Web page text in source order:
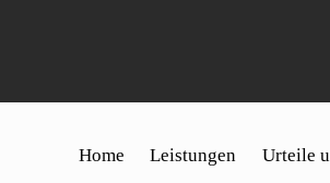
Home Leistungen Urteile